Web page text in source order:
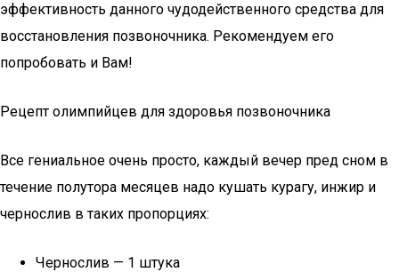
эффективность данного чудодейственного средства для
восстановления позвоночника. Рекомендуем его
попробовать и Вам!
Рецепт олимпийцев для здоровья позвоночника
Все гениальное очень просто, каждый вечер пред сном в
течение полутора месяцев надо кушать курагу, инжир и
чернослив в таких пропорциях:
Чернослив — 1 штука